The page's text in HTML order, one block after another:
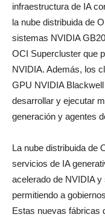
infraestructura de IA
la nube distribuida de
sistemas NVIDIA
OCI Supercluster que
NVIDIA. Además, los
GPU NVIDIA
desarrollar y ejecutar
generación y agentes
La nube distribuida de
servicios de IA
acelerado de NVIDIA
permitiendo a
Estas nuevas fábricas